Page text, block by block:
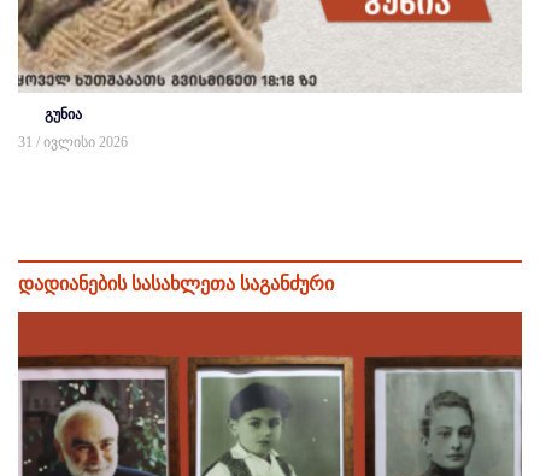
გუნია
31 / ივლისი 2026
დადიანების სასახლეთა საგანძური